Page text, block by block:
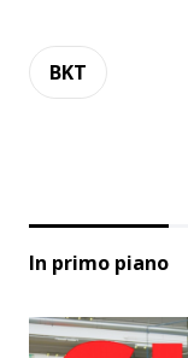
BKT
In primo piano